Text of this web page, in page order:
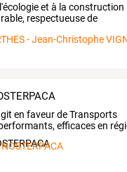
l'écologieet à la construction
respectueusede
- Jean-Christophe
en faveurdeTransports
efficacesen